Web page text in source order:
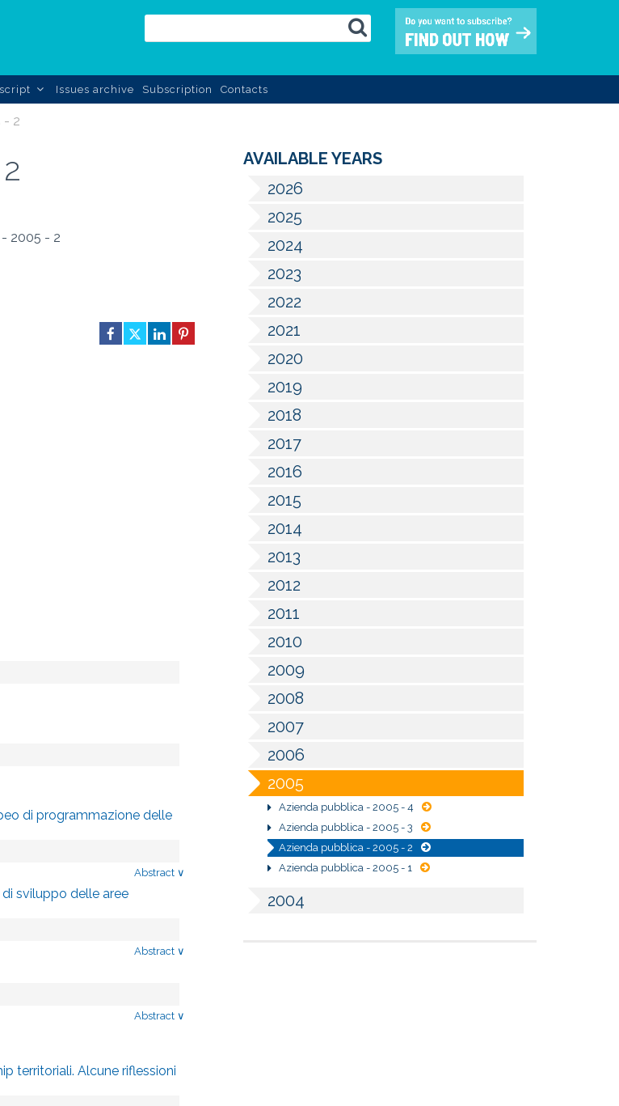
Issues archive Subscription Contacts
- 2
2005 - 2
di programmazione delle
Abstract ∨
sviluppo delle aree
Abstract ∨
Abstract ∨
territoriali. Alcune riflessioni
AVAILABLE YEARS
2026
2025
2024
2023
2022
2021
2020
2019
2018
2017
2016
2015
2014
2013
2012
2011
2010
2009
2008
2007
2006
2005
Azienda pubblica - 2005 - 4
Azienda pubblica - 2005 - 3
Azienda pubblica - 2005 - 2
Azienda pubblica - 2005 - 1
2004